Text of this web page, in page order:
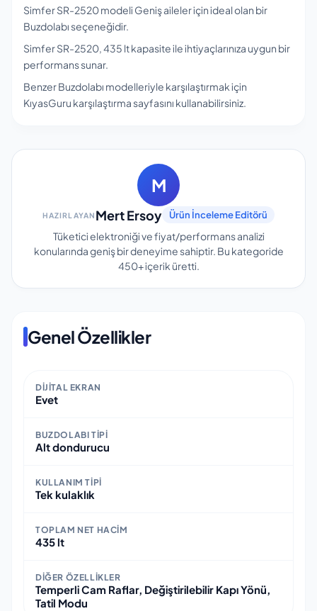
Simfer SR-2520 modeli Geniş aileler için ideal olan bir
Buzdolabı seçeneğidir.
Simfer SR-2520, 435 lt kapasite ile ihtiyaçlarınıza uygun bir
performans sunar.
Benzer Buzdolabı modelleriyle karşılaştırmak için
KıyasGuru karşılaştırma sayfasını kullanabilirsiniz.
M
HAZIRLAYAN Mert Ersoy Ürün İnceleme Editörü
Tüketici elektroniği ve fiyat/performans analizi
konularında geniş bir deneyime sahiptir. Bu kategoride
450+içerik üretti.
Genel Özellikler
DIJITAL EKRAN
Evet
BUZDOLABI TIPI
Alt dondurucu
KULLANIM TIPI
Tek kulaklık
TOPLAM NET HACIM
435 lt
DIĞER ÖZELLIKLER
Temperli Cam Raflar, Değiştirilebilir Kapı Yönü,
Tatil Modu